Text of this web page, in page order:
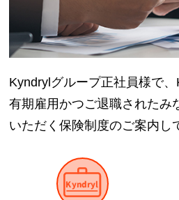
Kyndrylグループ正社員様で
有期雇用かつご退職されたみ
いただく保険制度のご案内し